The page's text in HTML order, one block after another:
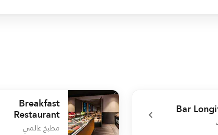
Bar
Breakfast
Restaurant
مطبخ عالمي